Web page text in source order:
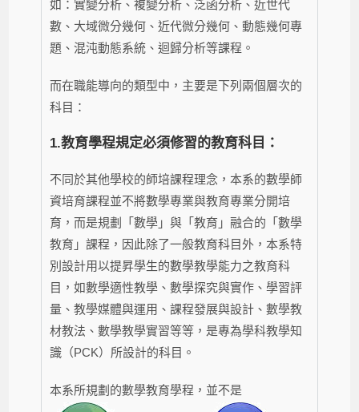
如：實變分析、複變分析、泛函分析、近世代
數、大域微分幾何、近代微分幾何、動態幾何專
題、混沌動態系統、迴歸分析等課程。
而在職能導向的類型中，主要是下列兩個層次的
科目：
1.教育學程規定必須修習的教育科目：
不同於其他學校的師培課程理念，本系的數學師
資培育課程並不將數學專業與教育專業分開培
育，而是規劃「數學」與「教育」融合的「數學
教育」課程，因此除了一般教育科目外，本系特
別設計用以提昇學生的數學教學能力之教育科
目，如數學適性教學、數學探究與實作、學習評
量、教學媒體與運用、課程發展與設計、數學教
材教法、數學教學實習等等，是專為學科教學知
識（PCK）所設計的科目。
本系所規劃的數學教育學程，並不是